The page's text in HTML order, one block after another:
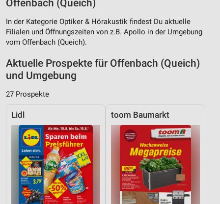
Offenbach (Queich)
In der Kategorie Optiker & Hörakustik findest Du aktuelle
Filialen und Öffnungszeiten von z.B. Apollo in der Umgebung
vom Offenbach (Queich).
Aktuelle Prospekte für Offenbach (Queich)
und Umgebung
27 Prospekte
Lidl toom Baumarkt